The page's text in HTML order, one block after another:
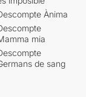
Ànima
mia
de sang